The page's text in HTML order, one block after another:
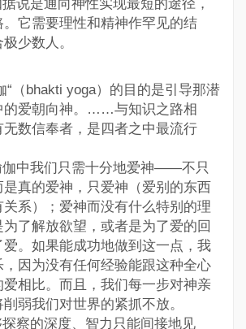
说是通向神性实现最短的途径，
它需要理性和精神作罕见的结
少数人。
（bhakti yoga）的目的是引导那潜
的爱朝向神。……与知识之路相
无数信奉者，是四者之中最流行
中我们只需十分地爱神——不只
真的爱神，只爱神（爱别的东西
系）；爱神而没有什么特别的理
了解放欲望，或者是为了爱的回
。如果能成功地做到这一点，我
因为没有任何经验能跟这种全心
相比。而且，我们每一步对神亲
弱我们对世界的紧抓不放。
察的深度、智力只能间接地见